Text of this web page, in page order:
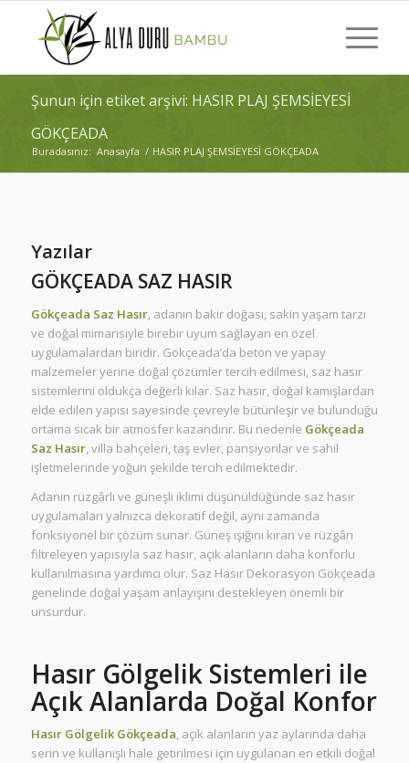
Şunun için etiket arşivi: HASIR PLAJ ŞEMSİEYESİ
GÖKÇEADA
Buradasınız: Anasayfa / HASIR PLAJ ŞEMSİEYESİ GÖKÇEADA
Yazılar
GÖKÇEADA SAZ HASIR
Gökçeada Saz Hasır, adanın bakir doğası, sakin yaşam tarzı
ve doğal mimarisiyle birebir uyum sağlayan en özel
uygulamalardan biridir. Gökçeada’da beton ve yapay
malzemeler yerine doğal çözümler tercih edilmesi, saz hasır
sistemlerini oldukça değerli kılar. Saz hasır, doğal kamışlardan
elde edilen yapısı sayesinde çevreyle bütünleşir ve bulunduğu
ortama sıcak bir atmosfer kazandırır. Bu nedenle Gökçeada
Saz Hasır, villa bahçeleri, taş evler, pansiyonlar ve sahil
işletmelerinde yoğun şekilde tercih edilmektedir.
Adanın rüzgârlı ve güneşli iklimi düşünüldüğünde saz hasır
uygulamaları yalnızca dekoratif değil, aynı zamanda
fonksiyonel bir çözüm sunar. Güneş ışığını kıran ve rüzgârı
filtreleyen yapısıyla saz hasır, açık alanların daha konforlu
kullanılmasına yardımcı olur. Saz Hasır Dekorasyon Gökçeada
genelinde doğal yaşam anlayışını destekleyen önemli bir
unsurdur.
Hasır Gölgelik Sistemleri ile
Açık Alanlarda Doğal Konfor
Hasır Gölgelik Gökçeada, açık alanların yaz aylarında daha
serin ve kullanışlı hale getirilmesi için uygulanan en etkili doğal